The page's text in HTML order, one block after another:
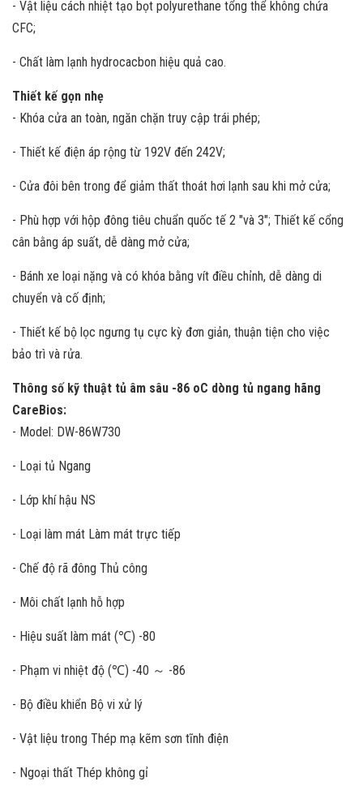
- Vật liệu cách nhiệt tạo bọt polyurethane tổng thể không chứa
CFC;
- Chất làm lạnh hydrocacbon hiệu quả cao.
Thiết kế gọn nhẹ
- Khóa cửa an toàn, ngăn chặn truy cập trái phép;
- Thiết kế điện áp rộng từ 192V đến 242V;
- Cửa đôi bên trong để giảm thất thoát hơi lạnh sau khi mở cửa;
- Phù hợp với hộp đông tiêu chuẩn quốc tế 2 "và 3"; Thiết kế cổng
cân bằng áp suất, dễ dàng mở cửa;
- Bánh xe loại nặng và có khóa bằng vít điều chỉnh, dễ dàng di
chuyển và cố định;
- Thiết kế bộ lọc ngưng tụ cực kỳ đơn giản, thuận tiện cho việc
bảo trì và rửa.
Thông số kỹ thuật tủ âm sâu -86 oC dòng tủ ngang hãng
CareBios:
- Model: DW-86W730
- Loại tủ Ngang
- Lớp khí hậu NS
- Loại làm mát Làm mát trực tiếp
- Chế độ rã đông Thủ công
- Môi chất lạnh hỗ hợp
- Hiệu suất làm mát (℃) -80
- Phạm vi nhiệt độ (℃) -40 ～ -86
- Bộ điều khiển Bộ vi xử lý
- Vật liệu trong Thép mạ kẽm sơn tĩnh điện
- Ngoại thất Thép không gỉ